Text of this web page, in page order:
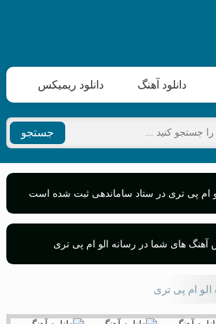
دانلود آهنگ دانلود ریمیکس
جستجو
ام پی تری در ستاد ساماندهی ثبت شده است
آهنگ های شما در رسانه الو ام پی تری
ام پی تری